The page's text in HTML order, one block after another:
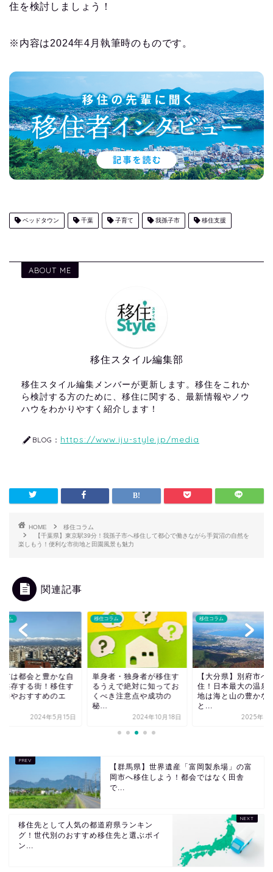
住を検討しましょう！
※内容は2024年4月執筆時のものです。
ベッドタウン 千葉 子育て 我孫子市 移住支援
ABOUT ME
移住スタイル編集部
移住スタイル編集メンバーが更新します。移住をこれか
ら検討する方のために、移住に関する、最新情報やノウ
ハウをわかりやすく紹介します！
BLOG： https://www.iju-style.jp/media
HOME
移住コラム
【千葉県】東京駅39分！我孫子市へ移住して都心で働きながら手賀沼の自然を
楽しもう！便利な市街地と田園風景も魅力
関連記事
ラム
市は都会と豊かな自
共存する街！移住す
力やおすすめのエ
2024年5月15日
移住コラム
単身者・独身者が移住す
るうえで絶対に知ってお
くべき注意点や成功の
秘...
2024年10月18日
移住コラム
【大分県】別府市へ
住！日本最大の温泉
地は海と山の豊かな
と...
2025年1
【群馬県】世界遺産「富岡製糸場」の富
岡市へ移住しよう！都会ではなく田舎
で...
移住先として人気の都道府県ランキン
グ！世代別のおすすめ移住先と選ぶポイ
ン...